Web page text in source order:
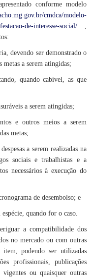
conforme modelo
cmdca/modelo-
de-interesse-social/ ,
devendo ser demonstrado o
a serem atingidas;
quando cabível, as que
a serem atingidas;
e outros meios a serem
metas;
a serem realizadas na
sociais e trabalhistas e a
necessários à execução do
de desembolso; e
espécie, quando for o caso.
a compatibilidade dos
no mercado ou com outras
item, podendo ser utilizadas
profissionais, publicações
vigentes ou quaisquer outras